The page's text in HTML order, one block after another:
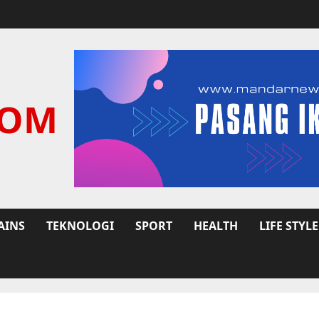
TEKNOLOGI SPORT HEALTH LIFE STYLE